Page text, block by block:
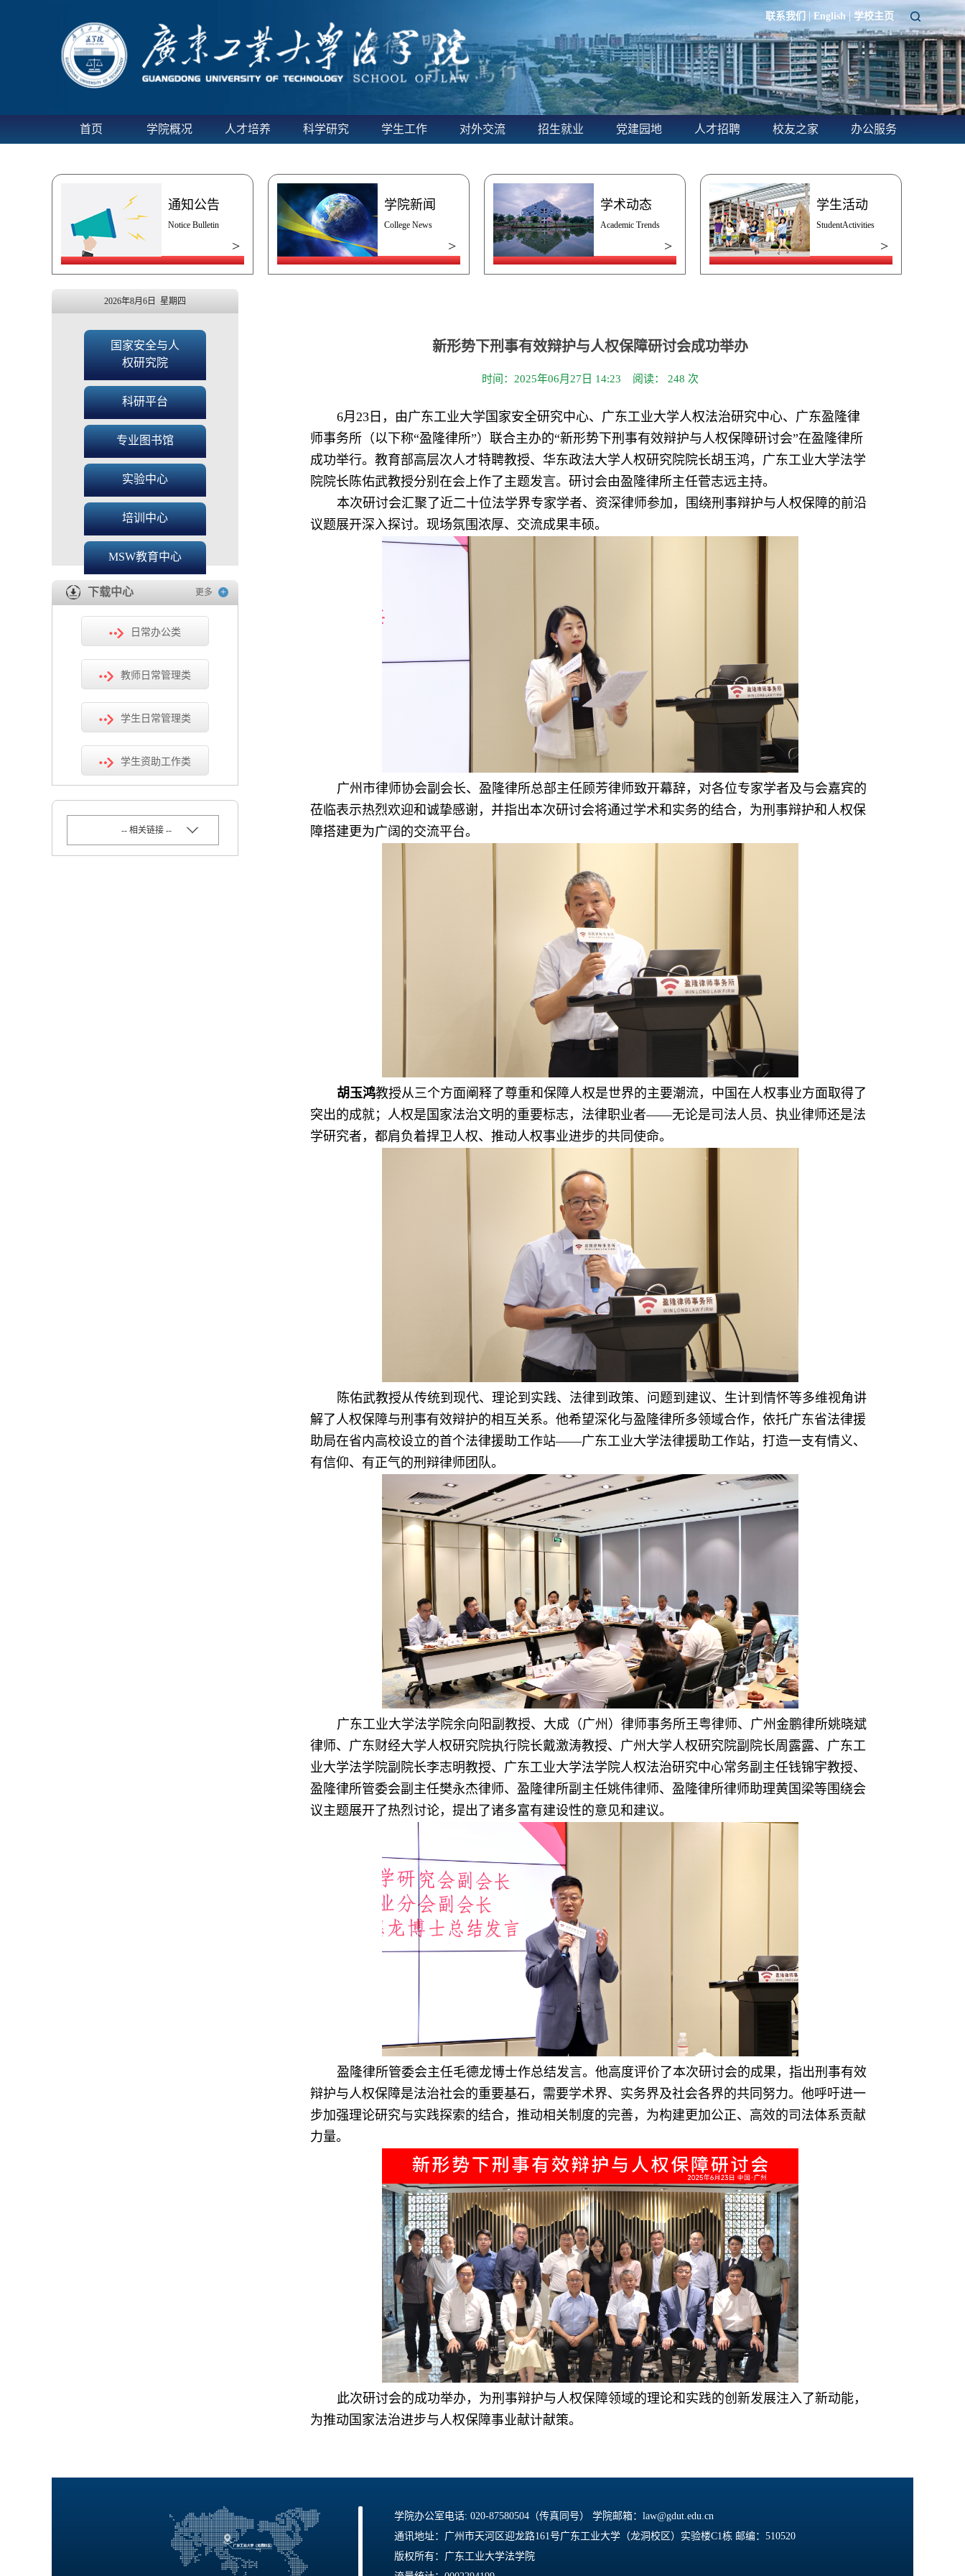
联系我们 | English | 学校主页
首页 学院概况 人才培养 科学研究 学生工作 对外交流 招生就业 党建园地 人才招聘 校友之家 办公服务
通知公告
Notice Bulletin
>
学院新闻
College News
>
学术动态
Academic Trends
>
学生活动
StudentActivities
>
2026年8月6日 星期四
国家安全与人
权研究院
科研平台
专业图书馆
实验中心
培训中心
MSW教育中心
下载中心 更多 +
日常办公类
教师日常管理类
学生日常管理类
学生资助工作类
-- 相关链接 --
新形势下刑事有效辩护与人权保障研讨会成功举办
时间：2025年06月27日 14:23 阅读： 248 次
6月23日，由广东工业大学国家安全研究中心、广东工业大学人权法治研究中心、广东盈隆律
师事务所（以下称“盈隆律所”）联合主办的“新形势下刑事有效辩护与人权保障研讨会”在盈隆律所
成功举行。教育部高层次人才特聘教授、华东政法大学人权研究院院长胡玉鸿，广东工业大学法学
院院长陈佑武教授分别在会上作了主题发言。研讨会由盈隆律所主任菅志远主持。
本次研讨会汇聚了近二十位法学界专家学者、资深律师参加，围绕刑事辩护与人权保障的前沿
议题展开深入探讨。现场氛围浓厚、交流成果丰硕。
广州市律师协会副会长、盈隆律所总部主任顾芳律师致开幕辞，对各位专家学者及与会嘉宾的
莅临表示热烈欢迎和诚挚感谢，并指出本次研讨会将通过学术和实务的结合，为刑事辩护和人权保
障搭建更为广阔的交流平台。
胡玉鸿教授从三个方面阐释了尊重和保障人权是世界的主要潮流，中国在人权事业方面取得了
突出的成就；人权是国家法治文明的重要标志，法律职业者——无论是司法人员、执业律师还是法
学研究者，都肩负着捍卫人权、推动人权事业进步的共同使命。
陈佑武教授从传统到现代、理论到实践、法律到政策、问题到建议、生计到情怀等多维视角讲
解了人权保障与刑事有效辩护的相互关系。他希望深化与盈隆律所多领域合作，依托广东省法律援
助局在省内高校设立的首个法律援助工作站——广东工业大学法律援助工作站，打造一支有情义、
有信仰、有正气的刑辩律师团队。
广东工业大学法学院余向阳副教授、大成（广州）律师事务所王粤律师、广州金鹏律所姚晓斌
律师、广东财经大学人权研究院执行院长戴激涛教授、广州大学人权研究院副院长周露露、广东工
业大学法学院副院长李志明教授、广东工业大学法学院人权法治研究中心常务副主任钱锦宇教授、
盈隆律所管委会副主任樊永杰律师、盈隆律所副主任姚伟律师、盈隆律所律师助理黄国梁等围绕会
议主题展开了热烈讨论，提出了诸多富有建设性的意见和建议。
盈隆律所管委会主任毛德龙博士作总结发言。他高度评价了本次研讨会的成果，指出刑事有效
辩护与人权保障是法治社会的重要基石，需要学术界、实务界及社会各界的共同努力。他呼吁进一
步加强理论研究与实践探索的结合，推动相关制度的完善，为构建更加公正、高效的司法体系贡献
力量。
此次研讨会的成功举办，为刑事辩护与人权保障领域的理论和实践的创新发展注入了新动能，
为推动国家法治进步与人权保障事业献计献策。
学院办公室电话: 020-87580504（传真同号） 学院邮箱：law@gdut.edu.cn
通讯地址：广州市天河区迎龙路161号广东工业大学（龙洞校区）实验楼C1栋 邮编：510520
版权所有：广东工业大学法学院